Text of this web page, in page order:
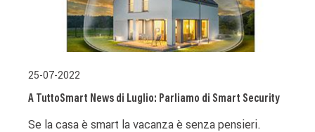
25-07-2022
A TuttoSmart News di Luglio: Parliamo di Smart Security
Se la casa è smart la vacanza è senza pensieri.